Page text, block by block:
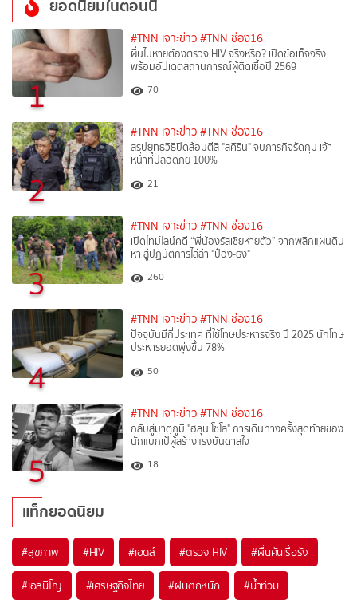
ยอดนิยมในตอนนี้
1
#TNN เจาะข่าว #TNN ช่อง16
ผื่นไม่หายต้องตรวจ HIV จริงหรือ? เปิดข้อเท็จจริง
พร้อมอัปเดตสถานการณ์ผู้ติดเชื้อปี 2569
70
2
#TNN เจาะข่าว #TNN ช่อง16
สรุปยุทธวิธีปิดล้อมตีสี่ "สุคิริน" จบภารกิจรัดกุม เจ้า
หน้าที่ปลอดภัย 100%
21
3
#TNN เจาะข่าว #TNN ช่อง16
เปิดไทม์ไลน์คดี “พี่น้องรัสเซียหายตัว” จากพลิกแผ่นดิน
หา สู่ปฏิบัติการไล่ล่า "ป๋อง-ธง"
260
4
#TNN เจาะข่าว #TNN ช่อง16
ปัจจุบันมีกี่ประเทศ ที่ใช้โทษประหารจริง ปี 2025 นักโทษ
ประหารยอดพุ่งขึ้น 78%
50
5
#TNN เจาะข่าว #TNN ช่อง16
กลับสู่มาตุภูมิ "ฮลุน โซโล่" การเดินทางครั้งสุดท้ายของ
นักแบกเป้ผู้สร้างแรงบันดาลใจ
18
แท็กยอดนิยม
#สุขภาพ #HIV #เอดส์ #ตรวจ HIV #ผื่นคันเรื้อรัง
#เอลนีโญ #เศรษฐกิจไทย #ฝนตกหนัก #น้ำท่วม